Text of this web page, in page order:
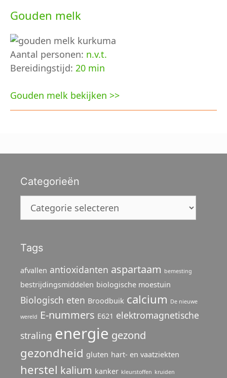
Gouden melk
Aantal personen: n.v.t.
Bereidingstijd: 20 min
Gouden melk bekijken >>
Categorieën
Categorieën
Tags
afvallen antioxidanten aspartaam bemesting
bestrijdingsmiddelen biologische moestuin
Biologisch eten Broodbuik calcium De nieuwe
wereld E-nummers E621 elektromagnetische
straling energie gezond
gezondheid gluten hart- en vaatziekten
herstel kalium kanker kleurstoffen kruiden